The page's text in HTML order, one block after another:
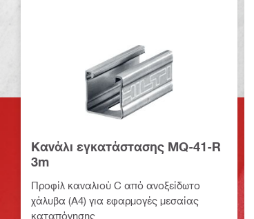
Κανάλι εγκατάστασης MQ-41-R
3m
Προφίλ καναλιού C από ανοξείδωτο
χάλυβα (Α4) για εφαρμογές μεσαίας
καταπόνησης